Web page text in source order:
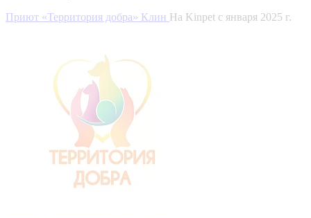
Приют «Территория добра» Клин На Kinpet c января 2025 г.